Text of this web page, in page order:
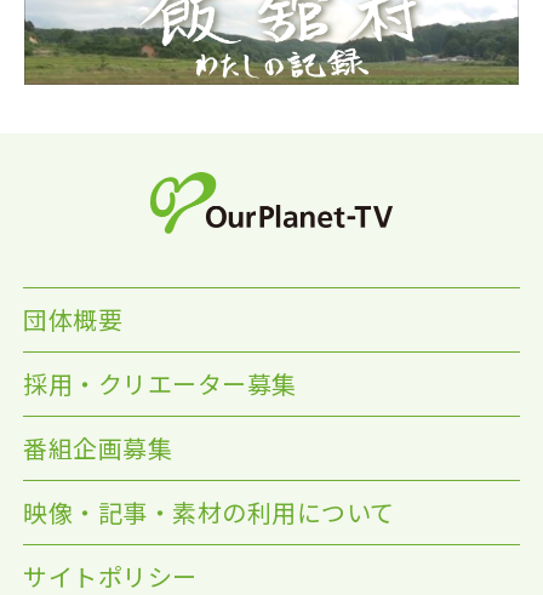
団体概要
採用・クリエーター募集
番組企画募集
映像・記事・素材の利用について
サイトポリシー